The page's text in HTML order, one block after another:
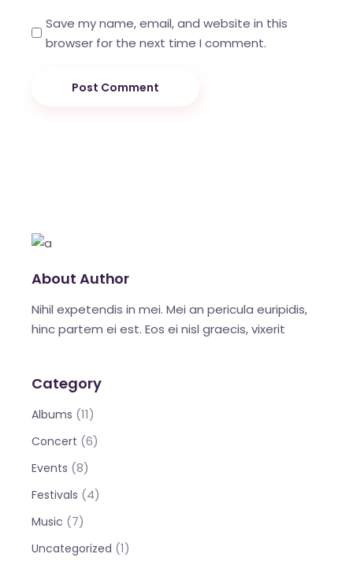
Save my name, email, and website in this
browser for the next time I comment.
Post Comment
About Author
Nihil expetendis in mei. Mei an pericula euripidis,
hinc partem ei est. Eos ei nisl graecis, vixerit
Category
Albums (11)
Concert (6)
Events (8)
Festivals (4)
Music (7)
Uncategorized (1)